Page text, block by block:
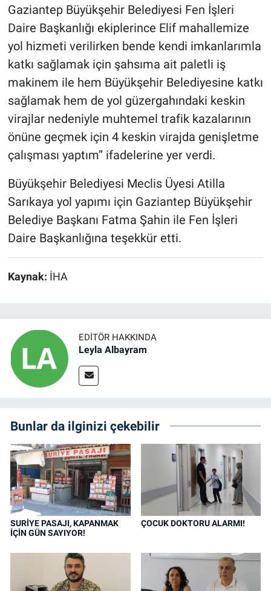
Gaziantep Büyükşehir Belediyesi Fen İşleri
Daire Başkanlığı ekiplerince Elif mahallemize
yol hizmeti verilirken bende kendi imkanlarımla
katkı sağlamak için şahsıma ait paletli iş
makinem ile hem Büyükşehir Belediyesine katkı
sağlamak hem de yol güzergahındaki keskin
virajlar nedeniyle muhtemel trafik kazalarının
önüne geçmek için 4 keskin virajda genişletme
çalışması yaptım’’ ifadelerine yer verdi.
Büyükşehir Belediyesi Meclis Üyesi Atilla
Sarıkaya yol yapımı için Gaziantep Büyükşehir
Belediye Başkanı Fatma Şahin ile Fen İşleri
Daire Başkanlığına teşekkür etti.
Kaynak: İHA
EDITÖR HAKKINDA
Leyla Albayram
Bunlar da ilginizi çekebilir
SURİYE PASAJI, KAPANMAK
İÇİN GÜN SAYIYOR!
ÇOCUK DOKTORU ALARMI!